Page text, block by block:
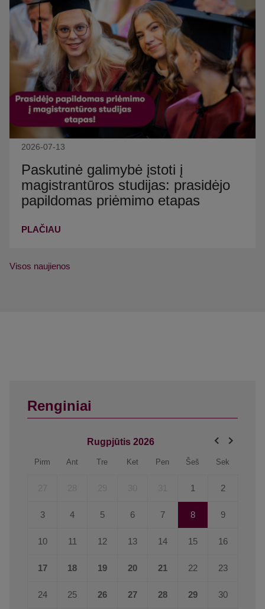
2026-07-13
Paskutinė galimybė įstoti į
magistrantūros studijas: prasidėjo
papildomas priėmimo etapas
PLAČIAU
Visos naujienos
Renginiai
Rugpjūtis 2026
Pirm Ant Tre Ket Pen Šeš Sek
1 2
3 4 5 6 7 8 9
10 11 12 13 14 15 16
17 18 19 20 21 22 23
24 25 26 27 28 29 30